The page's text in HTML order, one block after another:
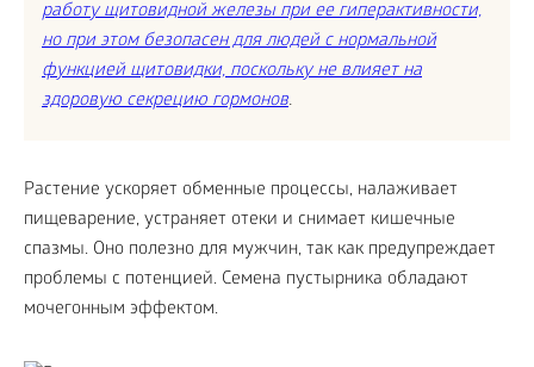
работу щитовидной железы при ее гиперактивности,
но при этом безопасен для людей с нормальной
функцией щитовидки, поскольку не влияет на
здоровую секрецию гормонов.
Растение ускоряет обменные процессы, налаживает
пищеварение, устраняет отеки и снимает кишечные
спазмы. Оно полезно для мужчин, так как предупреждает
проблемы с потенцией. Семена пустырника обладают
мочегонным эффектом.